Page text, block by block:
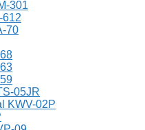
301
612
70
05JR
KWV-02P